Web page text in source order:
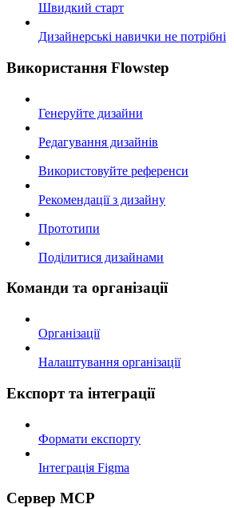
Швидкий старт
Дизайнерські навички не потрібні
Використання Flowstep
Генеруйте дизайни
Редагування дизайнів
Використовуйте референси
Рекомендації з дизайну
Прототипи
Поділитися дизайнами
Команди та організації
Організації
Налаштування організації
Експорт та інтеграції
Формати експорту
Інтеграція Figma
Сервер MCP